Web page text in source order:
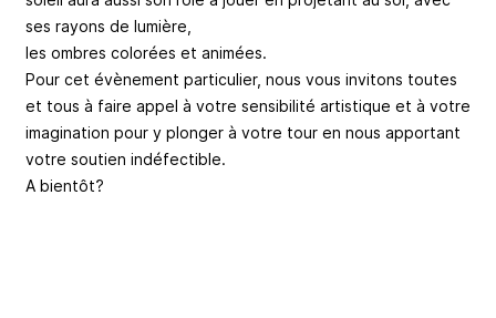
ses rayons de lumière,
les ombres colorées et animées.
Pour cet évènement particulier, nous vous invitons toutes
et tous à faire appel à votre sensibilité artistique et à votre
imagination pour y plonger à votre tour en nous apportant
votre soutien indéfectible.
A bientôt?